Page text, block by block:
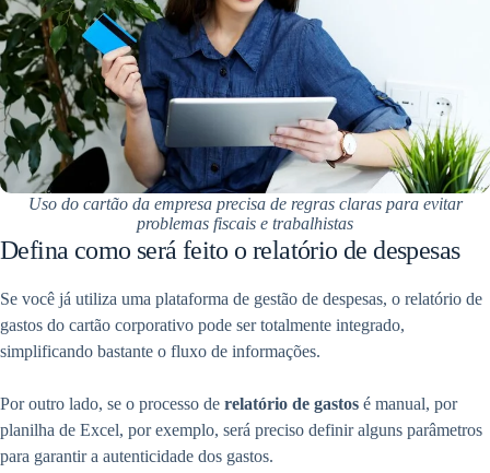
Uso do cartão da empresa precisa de regras claras para evitar
problemas fiscais e trabalhistas
Defina como será feito o relatório de despesas
Se você já utiliza uma plataforma de gestão de despesas, o relatório de
gastos do cartão corporativo pode ser totalmente integrado,
simplificando bastante o fluxo de informações.
Por outro lado, se o processo de relatório de gastos é manual, por
planilha de Excel, por exemplo, será preciso definir alguns parâmetros
para garantir a autenticidade dos gastos.